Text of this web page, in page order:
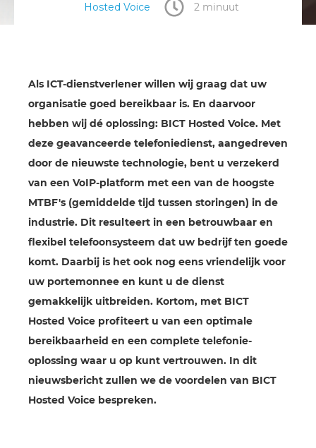
Hosted Voice 2 minuut
Als ICT-dienstverlener willen wij graag dat uw
organisatie goed bereikbaar is. En daarvoor
hebben wij dé oplossing: BICT Hosted Voice. Met
deze geavanceerde telefoniedienst, aangedreven
door de nieuwste technologie, bent u verzekerd
van een VoIP-platform met een van de hoogste
MTBF's (gemiddelde tijd tussen storingen) in de
industrie. Dit resulteert in een betrouwbaar en
flexibel telefoonsysteem dat uw bedrijf ten goede
komt. Daarbij is het ook nog eens vriendelijk voor
uw portemonnee en kunt u de dienst
gemakkelijk uitbreiden. Kortom, met BICT
Hosted Voice profiteert u van een optimale
bereikbaarheid en een complete telefonie-
oplossing waar u op kunt vertrouwen. In dit
nieuwsbericht zullen we de voordelen van BICT
Hosted Voice bespreken.